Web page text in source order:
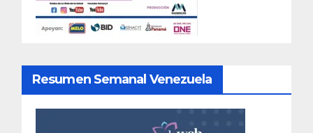
Resumen Semanal Venezuela